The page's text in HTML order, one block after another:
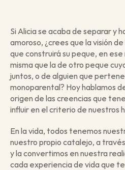
Si Alicia se acaba de separar y
amoroso, ¿crees que la visión
que construirá su peque, en
misma que la de otro peque
juntos, o de alguien que
monoparental? Hoy hablamos
origen de las creencias que
influir en el criterio de nuestros
En la vida, todos tenemos
nuestro propio catalejo, a
y la convertimos en nuestra
cada experiencia de vida que